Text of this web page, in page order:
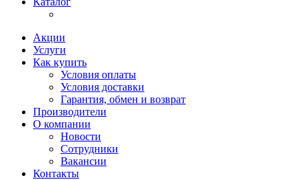
Акции
Услуги
Как купить
Условия оплаты
Условия доставки
Гарантия, обмен и возврат
Производители
О компании
Новости
Сотрудники
Вакансии
Контакты